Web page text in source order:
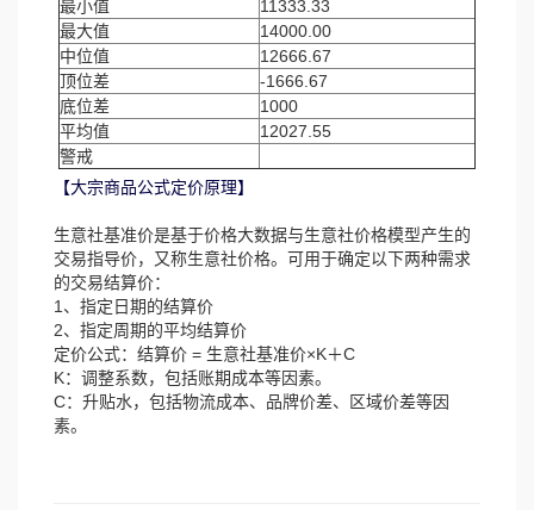
最小值
11333.33
最大值
14000.00
中位值
12666.67
顶位差
-1666.67
底位差
1000
平均值
12027.55
警戒
【大宗商品公式定价原理】
生意社基准价是基于价格大数据与生意社价格模型产生的
交易指导价，又称生意社价格。可用于确定以下两种需求
的交易结算价：
1、指定日期的结算价
2、指定周期的平均结算价
定价公式：结算价 = 生意社基准价×K＋C
K：调整系数，包括账期成本等因素。
C：升贴水，包括物流成本、品牌价差、区域价差等因
素。